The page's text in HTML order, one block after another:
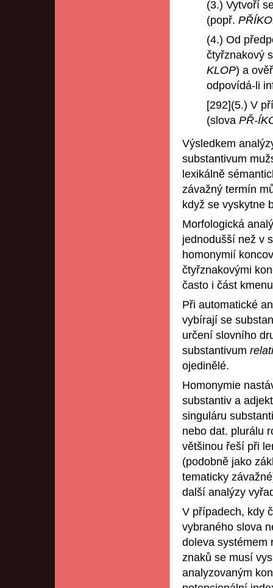
(3.) Vytvoří
(popř.
(4.) Od
čtyřznakový
KLOP) a
odpovídá-li
[292](5.) V
(slova PŘ-
Výsledkem
substantivum
lexikálně
závažný termín
když se vyskytne
Morfologická
jednodušší než v
homonymií
čtyřznakovými
často i část
Při automatické
vybírají se
určení slovního
substantivum
ojedinělé.
Homonymie
substantiv a
singuláru
nebo dat. plurálu
většinou řeší při
(podobně jako
tematicky
další analýzy
V případech, kdy
vybraného slova
doleva systémem
znaků se musí
analyzovaným